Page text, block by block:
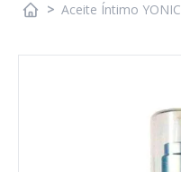
> Aceite Íntimo YONIC